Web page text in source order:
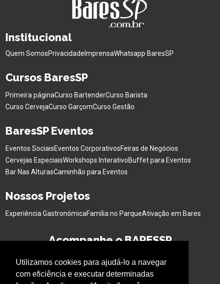
Utilizamos cookies para ajudá-lo a navegar
com eficiência e executar determinadas
Institucional
Quem SomosPrivacidade ImprensaWhatsapp BaresSP
Cursos BaresSP
Primeira páginaCurso BartenderCurso Barista
Curso CervejaCurso GarçomCurso Gestão
BaresSP Eventos
Eventos SociaisEventos CorporativosFeiras de Negócios
Cervejas EspeciaisWorkshops InterativoBuffet para Eventos
Bar Nas AlturasCaminhão para Eventos
Nossos Projetos
Experiência GastronômicaFamília no ParqueAtivação em Bares
Acompanhe o BARESSP